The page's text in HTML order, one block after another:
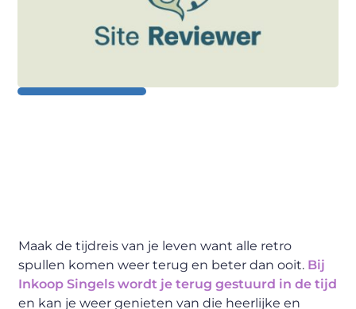
Maak de tijdreis van je leven want alle retro
spullen komen weer terug en beter dan ooit. Bij
Inkoop Singels wordt je terug gestuurd in de tijd
en kan je weer genieten van die heerlijke en